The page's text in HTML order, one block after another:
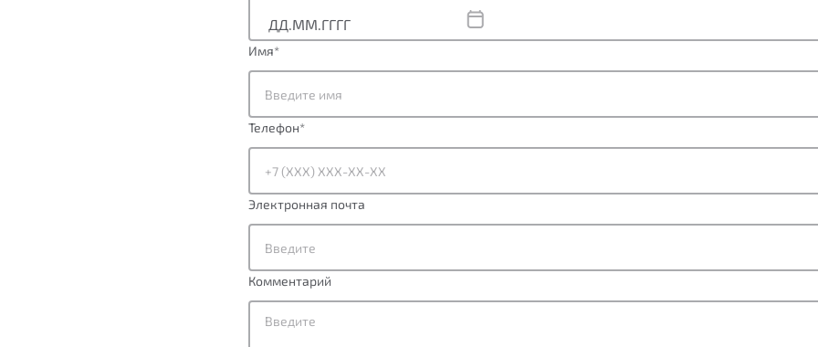
Имя*
Телефон*
Электронная почта
Комментарий